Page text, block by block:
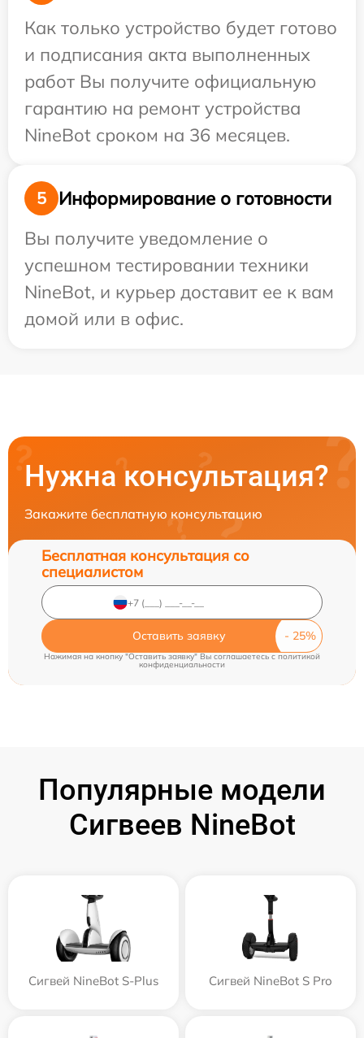
Как только устройство будет готово
и подписания акта выполненных
работ Вы получите официальную
гарантию на ремонт устройства
NineBot сроком на 36 месяцев.
5
Информирование о готовности
Вы получите уведомление о
успешном тестировании техники
NineBot, и курьер доставит ее к вам
домой или в офис.
Нужна консультация?
Закажите бесплатную консультацию
Бесплатная консультация со
специалистом
Оставить заявку
Нажимая на кнопку "Оставить заявку" Вы соглашаетесь c политикой
конфиденциальности
Популярные модели
Сигвеев NineBot
Сигвей NineBot S-Plus Сигвей NineBot S Pro